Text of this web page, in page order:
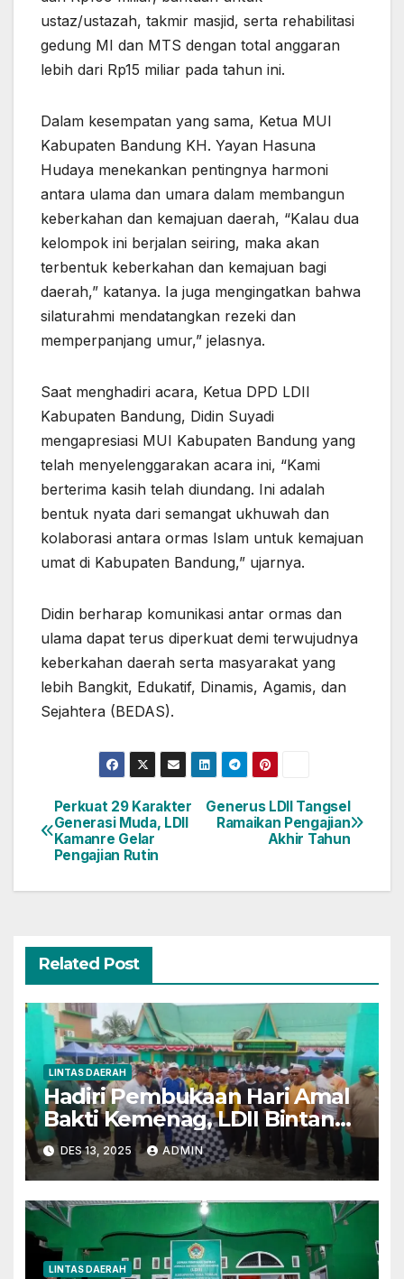
ustaz/ustazah, takmir masjid, serta rehabilitasi
gedung MI dan MTS dengan total anggaran
lebih dari Rp15 miliar pada tahun ini.
Dalam kesempatan yang sama, Ketua MUI
Kabupaten Bandung KH. Yayan Hasuna
Hudaya menekankan pentingnya harmoni
antara ulama dan umara dalam membangun
keberkahan dan kemajuan daerah, “Kalau dua
kelompok ini berjalan seiring, maka akan
terbentuk keberkahan dan kemajuan bagi
daerah,” katanya. Ia juga mengingatkan bahwa
silaturahmi mendatangkan rezeki dan
memperpanjang umur,” jelasnya.
Saat menghadiri acara, Ketua DPD LDII
Kabupaten Bandung, Didin Suyadi
mengapresiasi MUI Kabupaten Bandung yang
telah menyelenggarakan acara ini, “Kami
berterima kasih telah diundang. Ini adalah
bentuk nyata dari semangat ukhuwah dan
kolaborasi antara ormas Islam untuk kemajuan
umat di Kabupaten Bandung,” ujarnya.
Didin berharap komunikasi antar ormas dan
ulama dapat terus diperkuat demi terwujudnya
keberkahan daerah serta masyarakat yang
lebih Bangkit, Edukatif, Dinamis, Agamis, dan
Sejahtera (BEDAS).
Navigasi
pos
Generus LDII Tangsel
Ramaikan Pengajian
Akhir Tahun
Perkuat 29 Karakter
Generasi Muda, LDII
Kamanre Gelar
Pengajian Rutin
Related Post
LINTAS DAERAH
Hadiri Pembukaan Hari Amal
Bakti Kemenag, LDII Bintan
Dukung Program Ekoteologi
DES 13, 2025 ADMIN
LINTAS DAERAH